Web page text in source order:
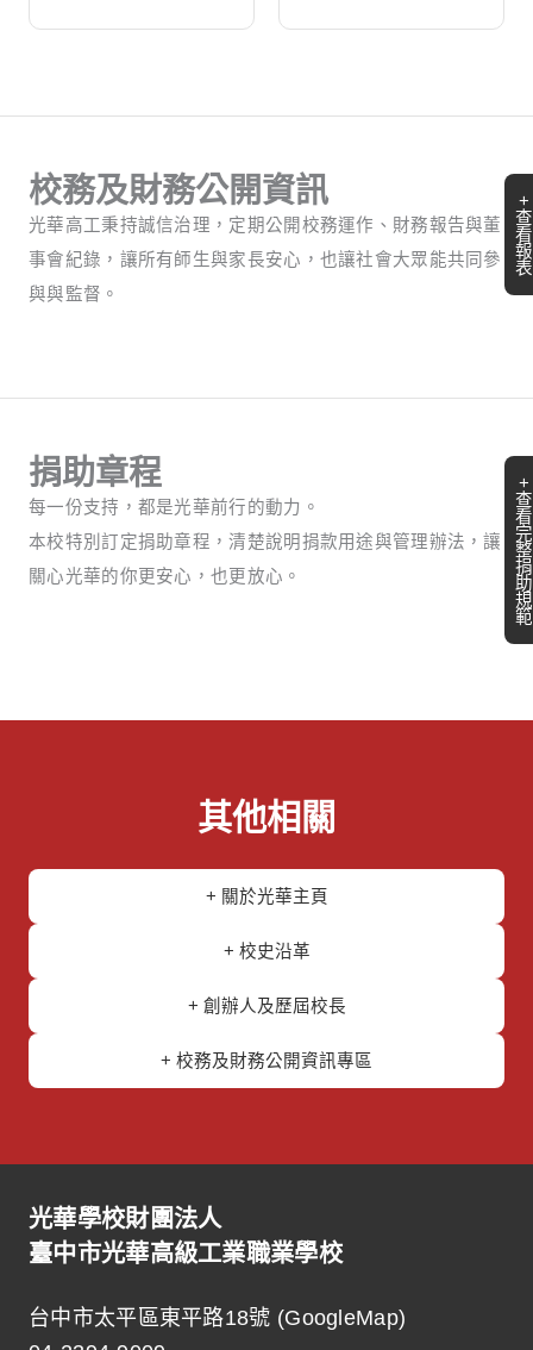
校務及財務公開資訊
光華高工秉持誠信治理，定期公開校務運作、財務報告與董
事會紀錄，讓所有師生與家長安心，也讓社會大眾能共同參
與與監督。
+
查
看
報
表
捐助章程
每一份支持，都是光華前行的動力。
本校特別訂定捐助章程，清楚說明捐款用途與管理辦法，讓
關心光華的你更安心，也更放心。
+
查
看
完
整
捐
助
規
範
其他相關
+ 關於光華主頁
+ 校史沿革
+ 創辦人及歷屆校長
+ 校務及財務公開資訊專區
光華學校財團法人
臺中市光華高級工業職業學校
台中市太平區東平路18號 (GoogleMap)